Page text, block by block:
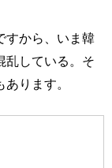
すから、いま韓
乱している。そ
ります。